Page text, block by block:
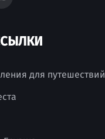
для путешествий